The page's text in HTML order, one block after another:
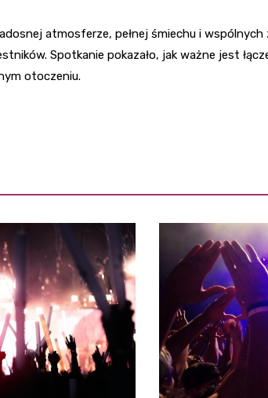
atmosferze, pełnej śmiechu i
Spotkanie pokazało, jak ważne jest
otoczeniu.